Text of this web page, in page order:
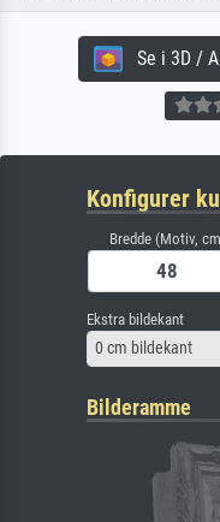
Se i 3D /
Konfigurer
Bredde (Motiv,
Ekstra bildekant
0 cm bildekant
Bilderamme